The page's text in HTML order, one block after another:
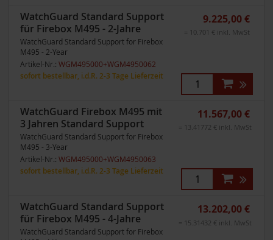
WatchGuard Standard Support
für Firebox M495 - 2-Jahre
WatchGuard Standard Support for Firebox
M495 - 2-Year
Artikel-Nr.: WGM495000+WGM4950062
sofort bestellbar, i.d.R. 2-3 Tage Lieferzeit
9.225,00 €
= 10.701 € inkl. MwSt
WatchGuard Firebox M495 mit
3 Jahren Standard Support
WatchGuard Standard Support for Firebox
M495 - 3-Year
Artikel-Nr.: WGM495000+WGM4950063
sofort bestellbar, i.d.R. 2-3 Tage Lieferzeit
11.567,00 €
= 13.41772 € inkl. MwSt
WatchGuard Standard Support
für Firebox M495 - 4-Jahre
WatchGuard Standard Support for Firebox
13.202,00 €
= 15.31432 € inkl. MwSt